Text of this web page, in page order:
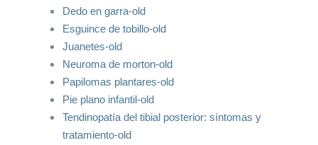
Dedo en garra-old
Esguince de tobillo-old
Juanetes-old
Neuroma de morton-old
Papilomas plantares-old
Pie plano infantil-old
Tendinopatía del tibial posterior: síntomas y
tratamiento-old